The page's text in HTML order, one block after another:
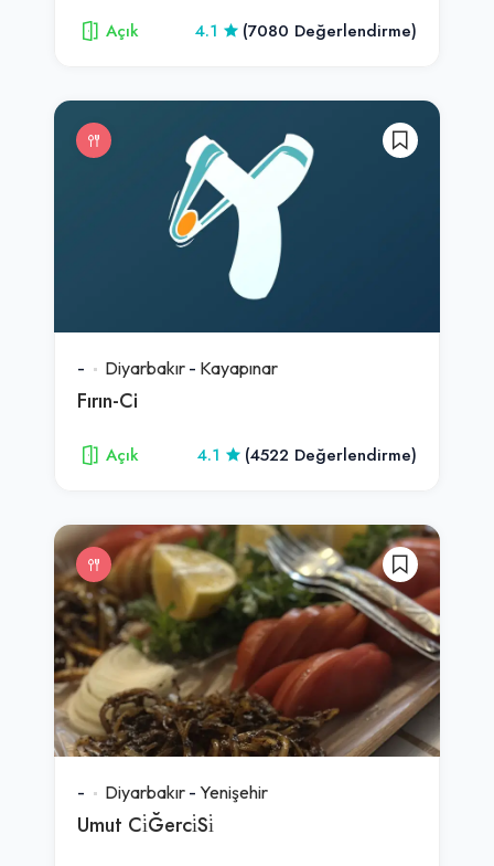
Açık 4.1 (7080 Değerlendirme)
- Diyarbakır - Kayapınar
Fırın-Ci
Açık 4.1 (4522 Değerlendirme)
- Diyarbakır - Yenişehir
Umut Ci̇Ğerci̇Si̇